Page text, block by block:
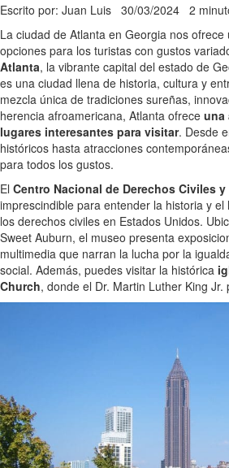
Escrito por: Juan Luis 30/03/2024 2
La ciudad de Atlanta en Georgia nos
opciones para los turistas con gustos
Atlanta, la vibrante capital del estado de
es una ciudad llena de historia, cultura y
mezcla única de tradiciones sureñas,
herencia afroamericana, Atlanta ofrece una
lugares interesantes para visitar. Desde
históricos hasta atracciones
para todos los gustos.
El Centro Nacional de Derechos Civiles
imprescindible para entender la historia y
los derechos civiles en Estados Unidos.
Sweet Auburn, el museo presenta
multimedia que narran la lucha por la
social. Además, puedes visitar la histórica
Church, donde el Dr. Martin Luther King